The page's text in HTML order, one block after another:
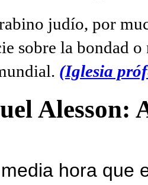
judío, por
sobre la bondad
(Iglesia
Alesson:
hora que